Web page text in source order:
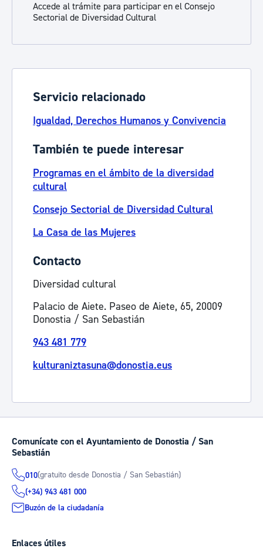
Accede al trámite para participar en el Consejo
Sectorial de Diversidad Cultural
Servicio relacionado
Igualdad, Derechos Humanos y Convivencia
También te puede interesar
Programas en el ámbito de la diversidad
cultural
Consejo Sectorial de Diversidad Cultural
La Casa de las Mujeres
Contacto
Diversidad cultural
Palacio de Aiete. Paseo de Aiete, 65, 20009
Donostia / San Sebastián
943 481 779
kulturaniztasuna@donostia.eus
Comunícate con el Ayuntamiento de Donostia / San
Sebastián
010(gratuito desde Donostia / San Sebastián)
(+34) 943 481 000
Buzón de la ciudadanía
Enlaces útiles